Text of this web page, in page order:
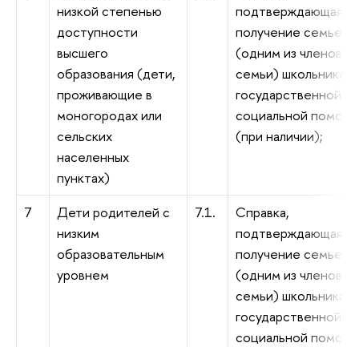
низкой степенью
доступности
высшего
образования (дети,
проживающие в
моногородах или
сельских
населенных
пунктах)
подтверждающая
получение семьей
(одним из членов
семьи) школьника
государственной
социальной помощи
(при наличии);
7
Дети родителей с
низким
образовательным
уровнем
7.1.
Справка,
подтверждающая
получение семьей
(одним из членов
семьи) школьника
государственной
социальной помощи